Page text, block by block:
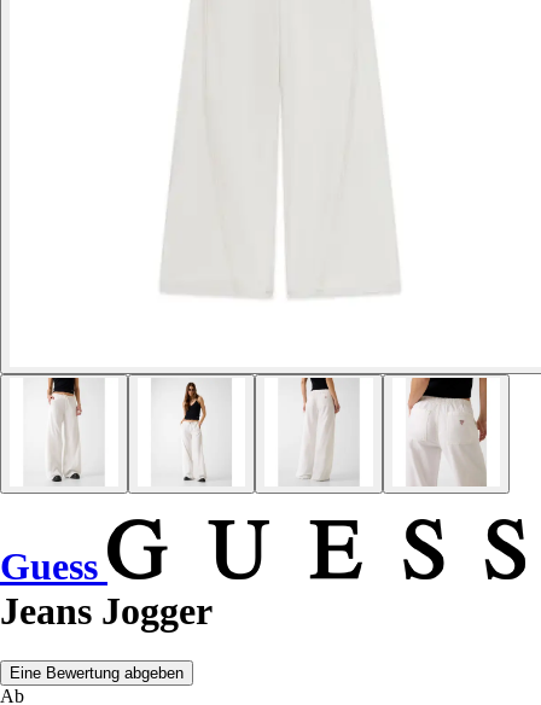
Guess
Jeans Jogger
Eine Bewertung abgeben
Ab